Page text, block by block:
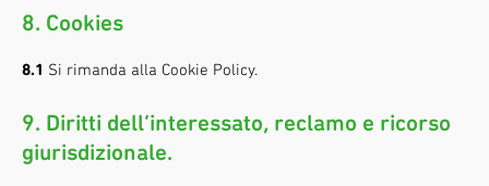
8. Cookies
8.1 Si rimanda alla Cookie Policy.
9. Diritti dell’interessato, reclamo e ricorso
giurisdizionale.